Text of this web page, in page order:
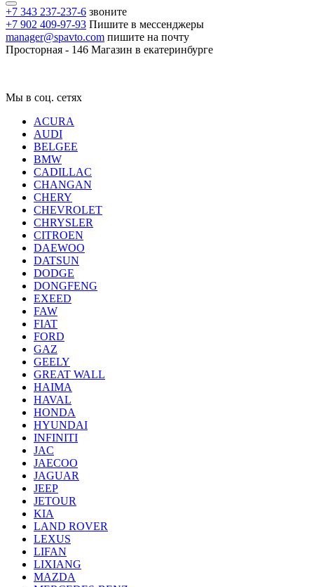
+7 343 237-237-6 звоните
+7 902 409-97-93 Пишите в мессенджеры
manager@spavto.com пишите на почту
Просторная - 146 Магазин в екатеринбурге
Мы в соц. сетях
ACURA
AUDI
BELGEE
BMW
CADILLAC
CHANGAN
CHERY
CHEVROLET
CHRYSLER
CITROEN
DAEWOO
DATSUN
DODGE
DONGFENG
EXEED
FAW
FIAT
FORD
GAZ
GEELY
GREAT WALL
HAIMA
HAVAL
HONDA
HYUNDAI
INFINITI
JAC
JAECOO
JAGUAR
JEEP
JETOUR
KIA
LAND ROVER
LEXUS
LIFAN
LIXIANG
MAZDA